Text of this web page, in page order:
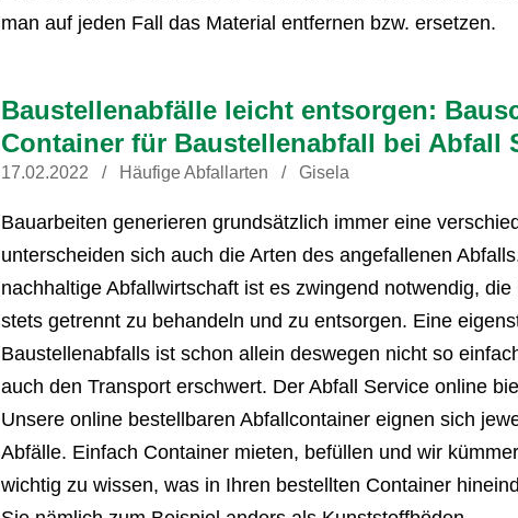
man auf jeden Fall das Material entfernen bzw. ersetzen.
Baustellenabfälle leicht entsorgen:
Container für Baustellenabfall bei Abfall
17.02.2022 Häufige Abfallarten Gisela
Bauarbeiten generieren grundsätzlich immer eine
unterscheiden sich auch die Arten des angefallenen
nachhaltige Abfallwirtschaft ist es zwingend notwendig,
stets getrennt zu behandeln und zu entsorgen. Eine
Baustellenabfalls ist schon allein deswegen nicht so
auch den Transport erschwert. Der Abfall Service online
Unsere online bestellbaren Abfallcontainer eignen sich
Abfälle. Einfach Container mieten, befüllen und wir
wichtig zu wissen, was in Ihren bestellten Container